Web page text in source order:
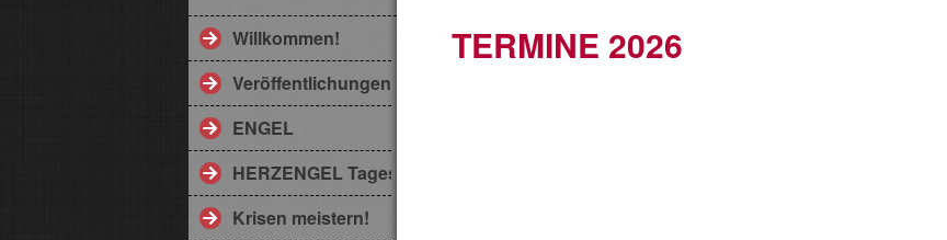
Willkommen!
Veröffentlichungen
ENGEL
HERZENGEL Tageskarte
Krisen meistern!
TERMINE 2026